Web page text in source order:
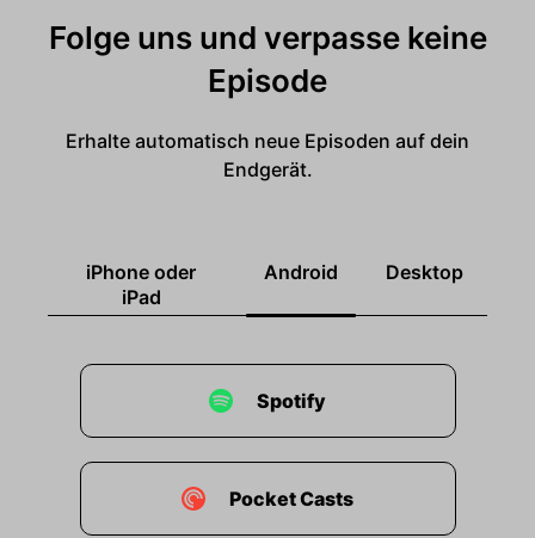
Folge uns und verpasse keine
Episode
Erhalte automatisch neue Episoden auf dein
Endgerät.
iPhone oder
iPad
Android Desktop
Spotify
Pocket Casts